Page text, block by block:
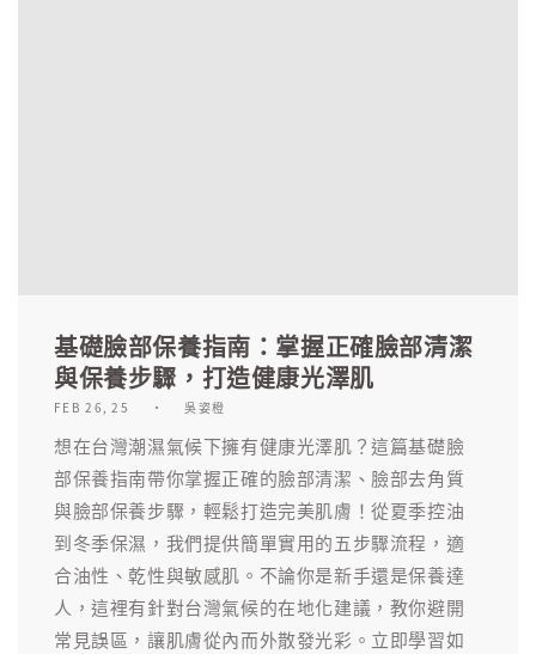
基礎臉部保養指南：掌握正確臉部清潔
與保養步驟，打造健康光澤肌
FEB 26, 25 吳姿橙
想在台灣潮濕氣候下擁有健康光澤肌？這篇基礎臉
部保養指南帶你掌握正確的臉部清潔、臉部去角質
與臉部保養步驟，輕鬆打造完美肌膚！從夏季控油
到冬季保濕，我們提供簡單實用的五步驟流程，適
合油性、乾性與敏感肌。不論你是新手還是保養達
人，這裡有針對台灣氣候的在地化建議，教你避開
常見誤區，讓肌膚從內而外散發光彩。立即學習如